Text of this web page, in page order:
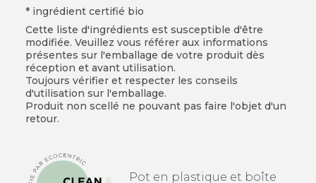
* ingrédient certifié bio
Cette liste d'ingrédients est susceptible d'être
modifiée. Veuillez vous référer aux informations
présentes sur l'emballage de votre produit dès
réception et avant utilisation.
Toujours vérifier et respecter les conseils
d'utilisation sur l'emballage.
Produit non scellé ne pouvant pas faire l'objet d'un
retour.
Pot en plastique et boîte